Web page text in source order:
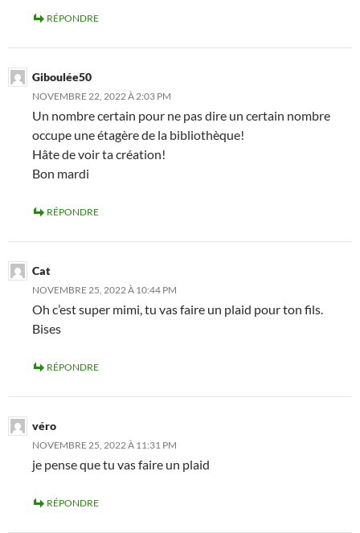
RÉPONDRE
Giboulée50
NOVEMBRE 22, 2022 À 2:03 PM
Un nombre certain pour ne pas dire un certain nombre
occupe une étagère de la bibliothèque!
Hâte de voir ta création!
Bon mardi
RÉPONDRE
Cat
NOVEMBRE 25, 2022 À 10:44 PM
Oh c’est super mimi, tu vas faire un plaid pour ton fils.
Bises
RÉPONDRE
véro
NOVEMBRE 25, 2022 À 11:31 PM
je pense que tu vas faire un plaid
RÉPONDRE